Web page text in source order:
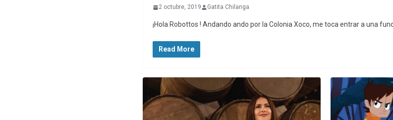
2 octubre, 2019 Gatita Chilanga
¡Hola Robottos ! Andando ando por la Colonia Xoco, me toca entrar a una
Read More